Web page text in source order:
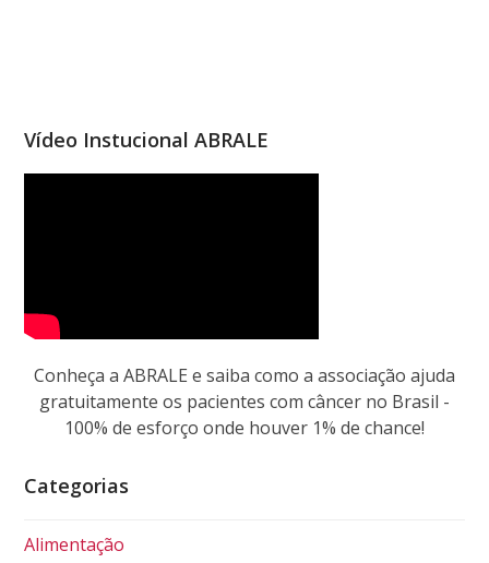
Vídeo Instucional ABRALE
Conheça a ABRALE e saiba como a associação ajuda
gratuitamente os pacientes com câncer no Brasil -
100% de esforço onde houver 1% de chance!
Categorias
Alimentação